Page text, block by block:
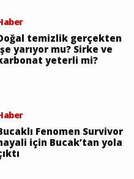
temizlik gerçekten
yarıyor mu? Sirke ve
yeterli mi?
Fenomen Survivor
için Bucak’tan yola